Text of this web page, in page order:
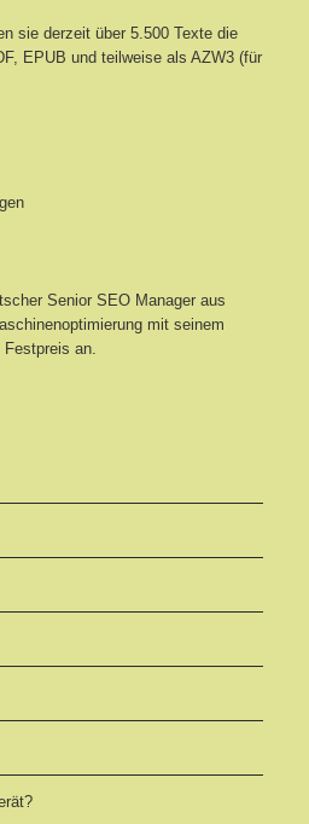
sie derzeit über 5.500 Texte die
EPUB und teilweise als AZW3 (für
Senior SEO Manager aus
mit seinem
an.